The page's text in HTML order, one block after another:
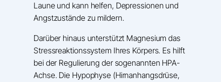
Laune und kann helfen, Depressionen und
Angstzustände zu mildern.
Darüber hinaus unterstützt Magnesium das
Stressreaktionssystem Ihres Körpers. Es hilft
bei der Regulierung der sogenannten HPA-
Achse. Die Hypophyse (Hirnanhangsdrüse,